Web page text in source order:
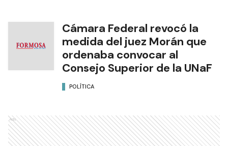
Cámara Federal revocó la
medida del juez Morán que
ordenaba convocar al
Consejo Superior de la UNaF
POLÍTICA
Ads